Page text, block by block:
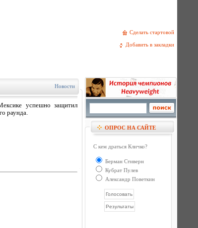
Сделать стартовой
Добавить в закладки
Новости
успешно защитил
раунда.
ОПРОС НА САЙТЕ
С кем драться Кличко?
Берман Стиверн
Кубрат Пулев
Александр Поветкин